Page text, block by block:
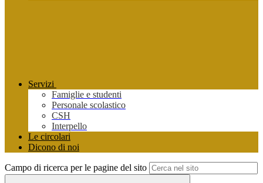
Servizi
Famiglie e studenti
Personale scolastico
CSH
Interpello
Le circolari
Dicono di noi
Campo di ricerca per le pagine del sito